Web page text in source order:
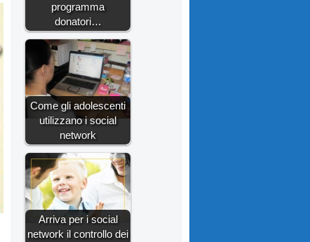
programma
donatori…
Come gli adolescenti
utilizzano i social
network
Arriva per i social
network il controllo dei